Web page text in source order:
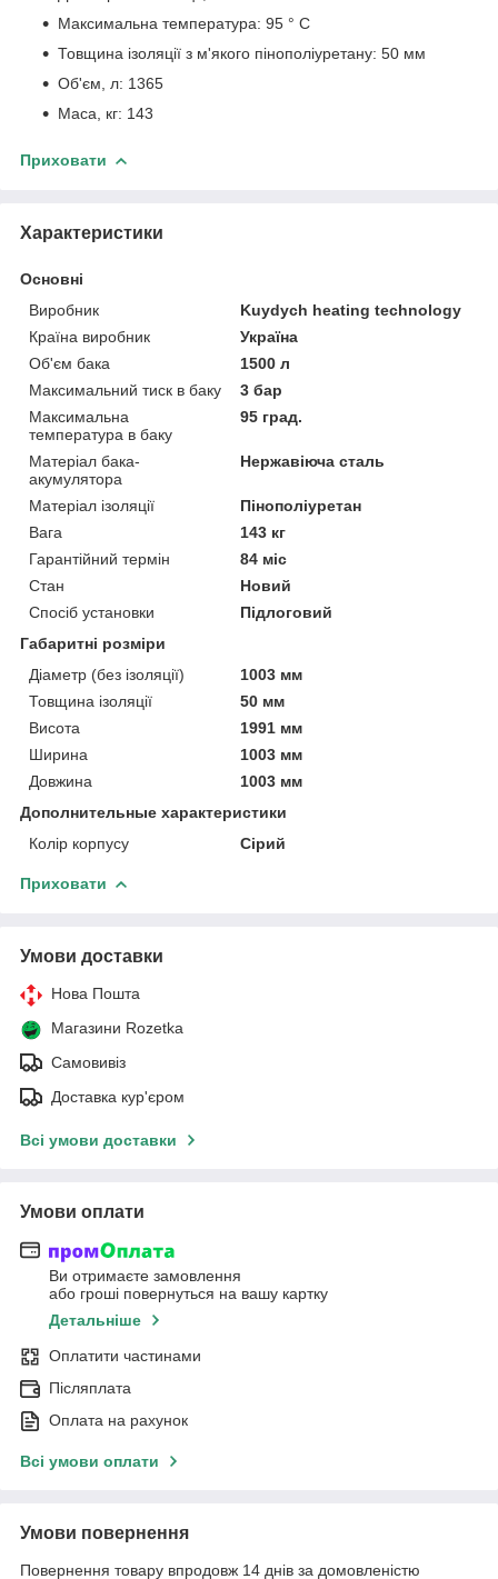
Максимальна температура: 95 ° С
Товщина ізоляції з м'якого пінополіуретану: 50 мм
Об'єм, л: 1365
Маса, кг: 143
Приховати
Характеристики
Основні
Виробник
Kuydych heating technology
Країна виробник
Україна
Об'єм бака
1500 л
Максимальний тиск в баку
3 бар
Максимальна
температура в баку
95 град.
Матеріал бака-
акумулятора
Нержавіюча сталь
Матеріал ізоляції
Пінополіуретан
Вага
143 кг
Гарантійний термін
84 міс
Стан
Новий
Спосіб установки
Підлоговий
Габаритні розміри
Діаметр (без ізоляції)
1003 мм
Товщина ізоляції
50 мм
Висота
1991 мм
Ширина
1003 мм
Довжина
1003 мм
Дополнительные характеристики
Колір корпусу
Сірий
Приховати
Умови доставки
Нова Пошта
Магазини Rozetka
Самовивіз
Доставка кур'єром
Всі умови доставки
Умови оплати
Ви отримаєте замовлення
або гроші повернуться на вашу картку
Детальніше
Оплатити частинами
Післяплата
Оплата на рахунок
Всі умови оплати
Умови повернення
Повернення товару впродовж 14 днів за домовленістю